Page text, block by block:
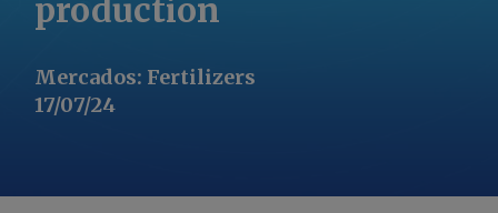
production
Mercados: Fertilizers
17/07/24